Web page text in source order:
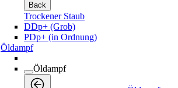
Back
Trockener Staub
DDp+ (Grob)
PDp+ (in Ordnung)
Öldampf
Öldampf